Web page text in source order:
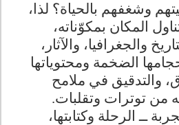
وشغفهم بالحياة؟ لذا،
المكان بمكوّناته،
والجغرافيا، والآثار،
الضخمة ومحتوياتها
والتدقيق في ملامح
من توترات وتقلبات.
ــ الرحلة وكتابتها،